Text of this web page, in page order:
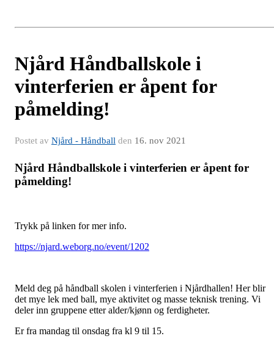
Njård Håndballskole i
vinterferien er åpent for
påmelding!
Postet av Njård - Håndball den 16. nov 2021
Njård Håndballskole i vinterferien er åpent for
påmelding!
Trykk på linken for mer info.
https://njard.weborg.no/event/1202
Meld deg på håndball skolen i vinterferien i Njårdhallen! Her blir
det mye lek med ball, mye aktivitet og masse teknisk trening. Vi
deler inn gruppene etter alder/kjønn og ferdigheter.
Er fra mandag til onsdag fra kl 9 til 15.